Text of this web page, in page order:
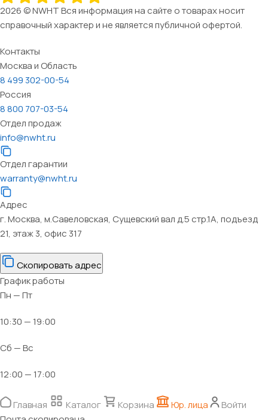
2026 © NWHT Вся информация на сайте о товарах носит
справочный характер и не является публичной офертой.
Контакты
Москва и Область
8 499 302-00-54
Россия
8 800 707-03-54
Отдел продаж
info@nwht.ru
Отдел гарантии
warranty@nwht.ru
Адрес
г. Москва, м.Савеловская, Сущевский вал д.5 стр.1А, подъезд
21, этаж 3, офис 317
Скопировать адрес
График работы
Пн — Пт
10:30 — 19:00
Сб — Вс
12:00 — 17:00
Главная Каталог Корзина Юр. лица
Войти